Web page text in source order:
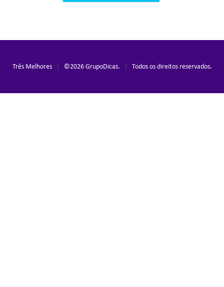
Três Melhores ©2026GrupoDicas. Todos os direitos reservados.